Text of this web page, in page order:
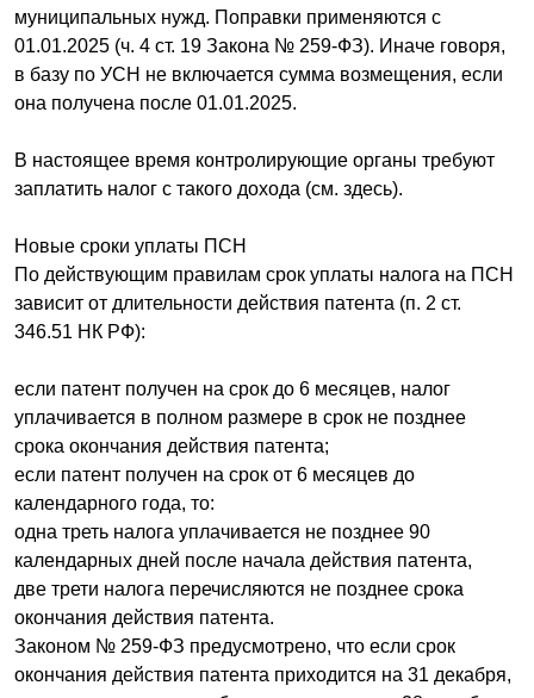
муниципальных нужд. Поправки применяются с
01.01.2025 (ч. 4 ст. 19 Закона № 259-ФЗ). Иначе говоря,
в базу по УСН не включается сумма возмещения, если
она получена после 01.01.2025.
В настоящее время контролирующие органы требуют
заплатить налог с такого дохода (см. здесь).
Новые сроки уплаты ПСН
По действующим правилам срок уплаты налога на ПСН
зависит от длительности действия патента (п. 2 ст.
346.51 НК РФ):
если патент получен на срок до 6 месяцев, налог
уплачивается в полном размере в срок не позднее
срока окончания действия патента;
если патент получен на срок от 6 месяцев до
календарного года, то:
одна треть налога уплачивается не позднее 90
календарных дней после начала действия патента,
две трети налога перечисляются не позднее срока
окончания действия патента.
Законом № 259-ФЗ предусмотрено, что если срок
окончания действия патента приходится на 31 декабря,